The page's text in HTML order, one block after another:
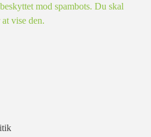
mod spambots. Du skal
vise den.